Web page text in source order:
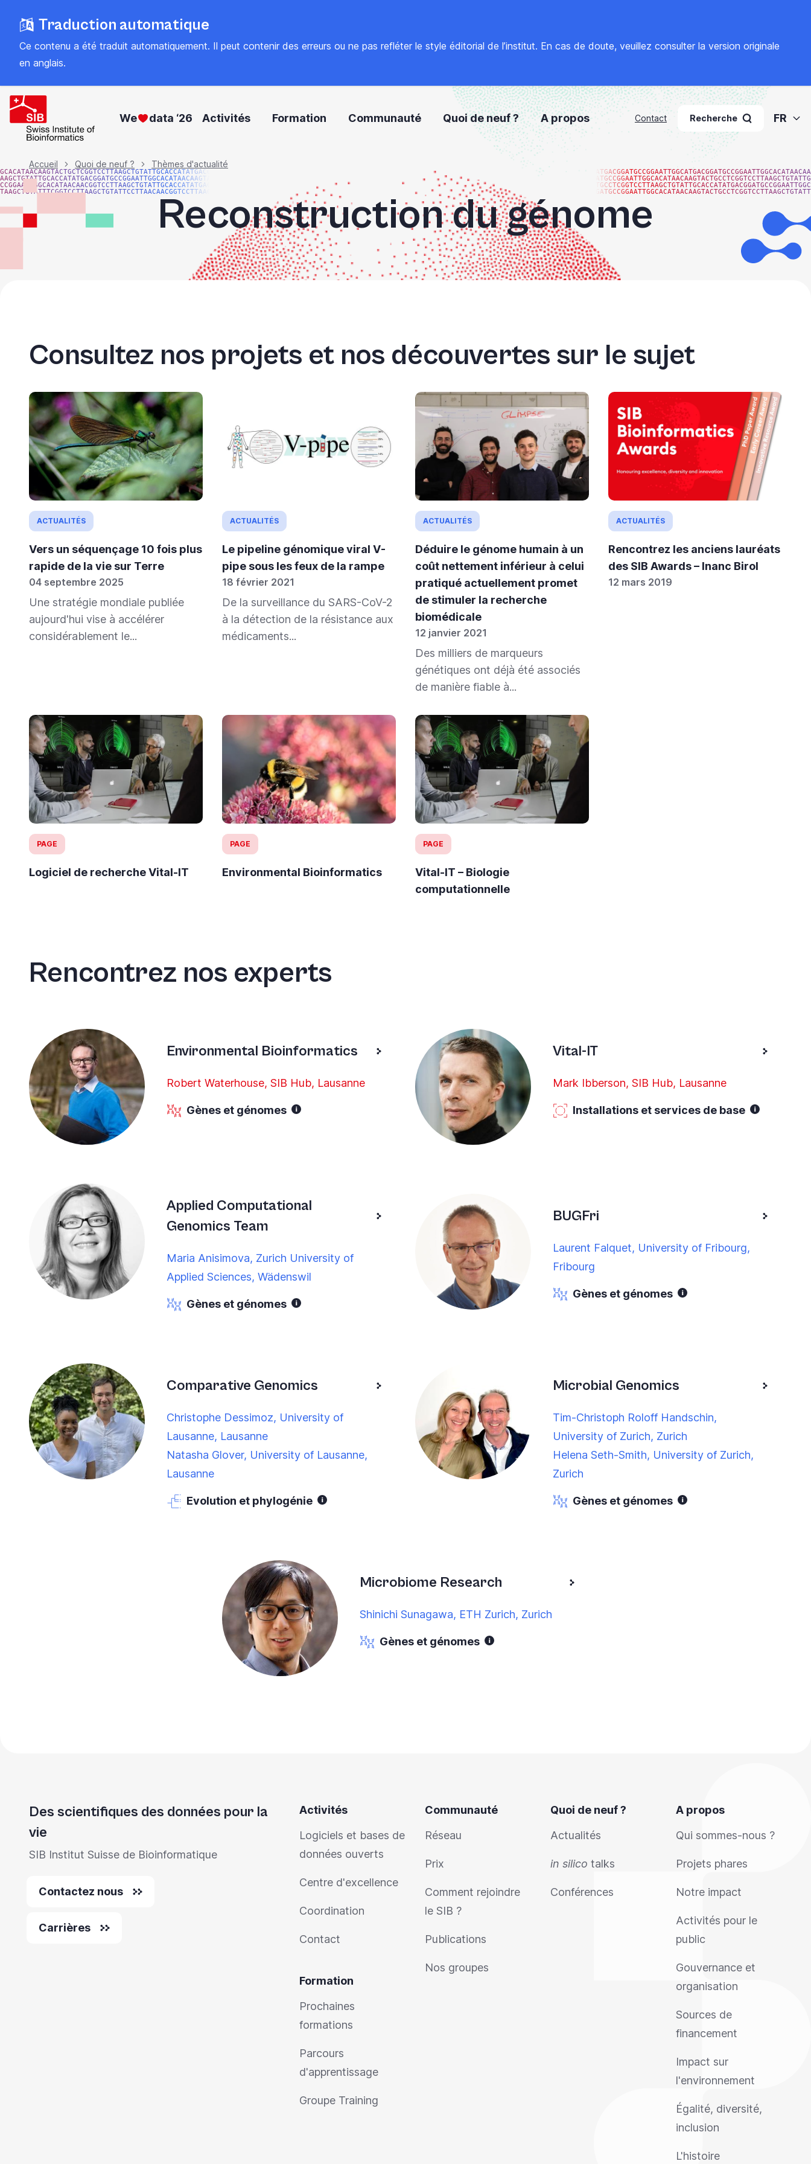
main
content
Traduction automatique
Ce contenu a été traduit automatiquement. Il peut contenir des erreurs ou ne pas refléter le style éditorial de l’institut. En cas de doute, veuillez consulter la version originale
en anglais.
We data ‘26 Activités Formation Communauté Quoi de neuf ? A propos Contact Recherche FR
Fil
d'Ariane
Accueil Quoi de neuf ? Thèmes d'actualité
Reconstruction du génome
Consultez nos projets et nos découvertes sur le sujet
ACTUALITÉS
Vers un séquençage 10 fois plus
rapide de la vie sur Terre
04 septembre 2025
Une stratégie mondiale publiée
aujourd'hui vise à accélérer
considérablement le...
ACTUALITÉS
Le pipeline génomique viral V-
pipe sous les feux de la rampe
18 février 2021
De la surveillance du SARS-CoV-2
à la détection de la résistance aux
médicaments...
ACTUALITÉS
Déduire le génome humain à un
coût nettement inférieur à celui
pratiqué actuellement promet
de stimuler la recherche
biomédicale
12 janvier 2021
Des milliers de marqueurs
génétiques ont déjà été associés
de manière fiable à...
ACTUALITÉS
Rencontrez les anciens lauréats
des SIB Awards – Inanc Birol
12 mars 2019
PAGE
Logiciel de recherche Vital-IT
PAGE
Environmental Bioinformatics
PAGE
Vital-IT – Biologie
computationnelle
Rencontrez nos experts
Environmental Bioinformatics
Robert Waterhouse, SIB Hub, Lausanne
Gènes et génomes
Vital-IT
Mark Ibberson, SIB Hub, Lausanne
Installations et services de base
Applied Computational
Genomics Team
Maria Anisimova, Zurich University of
Applied Sciences, Wädenswil
Gènes et génomes
BUGFri
Laurent Falquet, University of Fribourg,
Fribourg
Gènes et génomes
Comparative Genomics
Christophe Dessimoz, University of
Lausanne, Lausanne
Natasha Glover, University of Lausanne,
Lausanne
Evolution et phylogénie
Microbial Genomics
Tim-Christoph Roloff Handschin,
University of Zurich, Zurich
Helena Seth-Smith, University of Zurich,
Zurich
Gènes et génomes
Microbiome Research
Shinichi Sunagawa, ETH Zurich, Zurich
Gènes et génomes
Des scientifiques des données pour la
vie
SIB Institut Suisse de Bioinformatique
Contactez nous
Carrières
Activités
Logiciels et bases de
données ouverts
Centre d'excellence
Coordination
Contact
Formation
Prochaines
formations
Parcours
d'apprentissage
Groupe Training
Communauté
Réseau
Prix
Comment rejoindre
le SIB ?
Publications
Nos groupes
Quoi de neuf ?
Actualités
in silico talks
Conférences
A propos
Qui sommes-nous ?
Projets phares
Notre impact
Activités pour le
public
Gouvernance et
organisation
Sources de
financement
Impact sur
l'environnement
Égalité, diversité,
inclusion
L'histoire